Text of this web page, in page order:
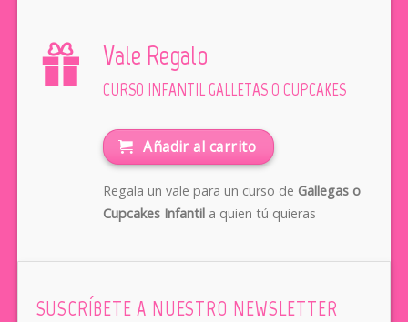
Vale Regalo
CURSO INFANTIL GALLETAS O CUPCAKES
Añadir al carrito
Regala un vale para un curso de Gallegas o
Cupcakes Infantila quien tú quieras
SUSCRÍBETE A NUESTRO NEWSLETTER